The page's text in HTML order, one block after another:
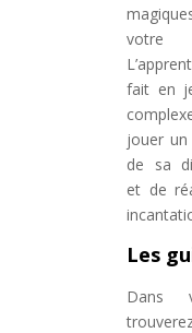
fait en
jouer
de sa
et de
Les
Dans